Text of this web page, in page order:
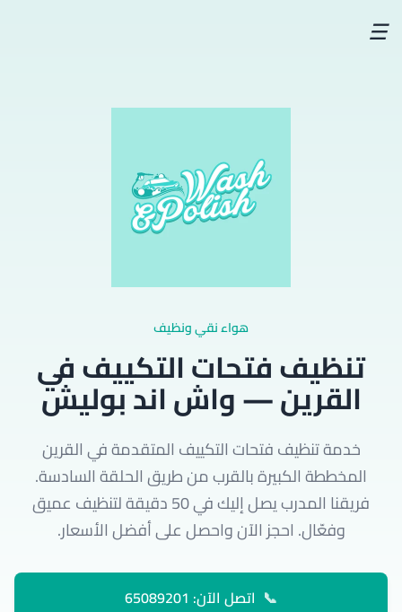
☰
هواء نقي ونظيف
تنظيف فتحات التكييف في
القرين — واش اند بوليش
خدمة تنظيف فتحات التكييف المتقدمة في القرين
المخططة الكبيرة بالقرب من طريق الحلقة السادسة.
فريقنا المدرب يصل إليك في 50 دقيقة لتنظيف عميق
وفعّال. احجز الآن واحصل على أفضل الأسعار.
📞 اتصل الآن: 65089201